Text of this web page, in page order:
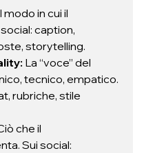
modo in cui il
caption,
storytelling.
La “voce” del
tecnico, empatico.
rubriche, stile
che il
Sui social: